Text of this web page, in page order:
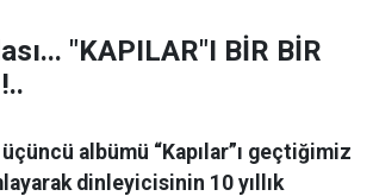
"KAPILAR"I BİR BİR
albümü “Kapılar”ı geçtiğimiz
dinleyicisinin 10 yıllık